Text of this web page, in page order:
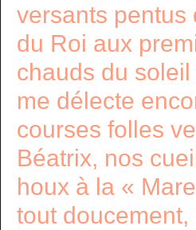
versants pentus
du Roi aux
chauds du
me délecte
courses folles
Béatrix, nos
houx à la «
tout